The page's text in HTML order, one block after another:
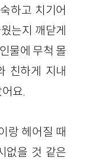
하고 치기어
는지 깨닫게
물에 무척 몰
친하게 지내
요.
랑 헤어질 때
없을 것 같은